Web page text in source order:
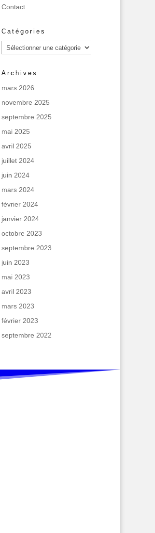
Contact
Catégories
Catégories
Archives
mars 2026
novembre 2025
septembre 2025
mai 2025
avril 2025
juillet 2024
juin 2024
mars 2024
février 2024
janvier 2024
octobre 2023
septembre 2023
juin 2023
mai 2023
avril 2023
mars 2023
février 2023
septembre 2022